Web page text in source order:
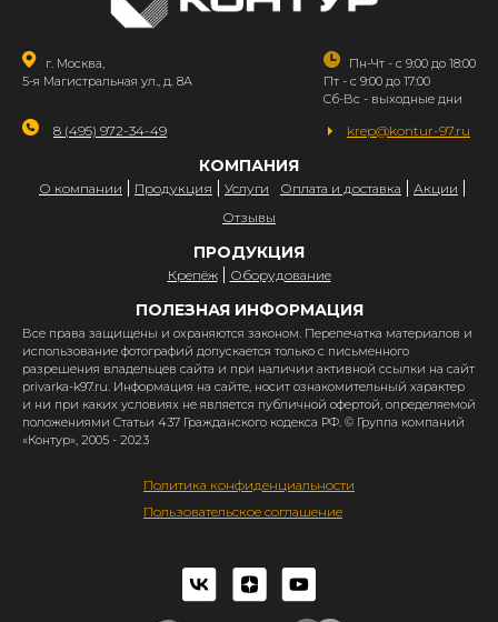
г. Москва,
5-я Магистральная ул., д. 8А
Пн-Чт - с 9:00 до 18:00
Пт - с 9:00 до 17:00
Сб-Вс - выходные дни
8 (495) 972-34-49 krep@kontur-97.ru
КОМПАНИЯ
О компании Продукция Услуги Оплата и доставка
Акции
Отзывы
ПРОДУКЦИЯ
Крепёж Оборудование
ПОЛЕЗНАЯ ИНФОРМАЦИЯ
Все права защищены и охраняются законом. Перепечатка материалов и
использование фотографий допускается только с письменного
разрешения владельцев сайта и при наличии активной ссылки на сайт
privarka-k97.ru. Информация на сайте, носит ознакомительный характер
и ни при каких условиях не является публичной офертой, определяемой
положениями Статьи 437 Гражданского кодекса РФ. © Группа компаний
«Контур», 2005 - 2023
Политика конфиденциальности
Пользовательское соглашение